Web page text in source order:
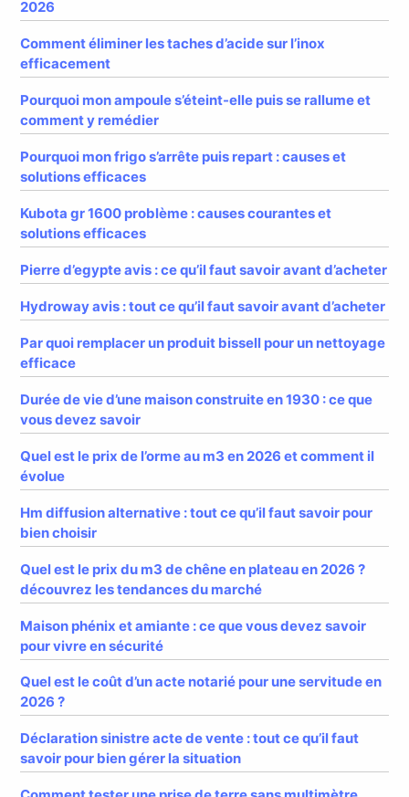
2026
Comment éliminer les taches d’acide sur l’inox
efficacement
Pourquoi mon ampoule s’éteint-elle puis se rallume et
comment y remédier
Pourquoi mon frigo s’arrête puis repart : causes et
solutions efficaces
Kubota gr 1600 problème : causes courantes et
solutions efficaces
Pierre d’egypte avis : ce qu’il faut savoir avant d’acheter
Hydroway avis : tout ce qu’il faut savoir avant d’acheter
Par quoi remplacer un produit bissell pour un nettoyage
efficace
Durée de vie d’une maison construite en 1930 : ce que
vous devez savoir
Quel est le prix de l’orme au m3 en 2026 et comment il
évolue
Hm diffusion alternative : tout ce qu’il faut savoir pour
bien choisir
Quel est le prix du m3 de chêne en plateau en 2026 ?
découvrez les tendances du marché
Maison phénix et amiante : ce que vous devez savoir
pour vivre en sécurité
Quel est le coût d’un acte notarié pour une servitude en
2026 ?
Déclaration sinistre acte de vente : tout ce qu’il faut
savoir pour bien gérer la situation